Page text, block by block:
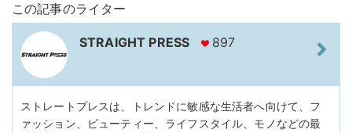
この記事のライター
STRAIGHT PRESS 897
ストレートプレスは、トレンドに敏感な生活者へ向けて、フ
ァッション、ビューティー、ライフスタイル、モノなどの最